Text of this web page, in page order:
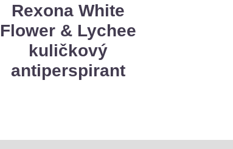
Rexona White
Flower & Lychee
kuličkový
antiperspirant